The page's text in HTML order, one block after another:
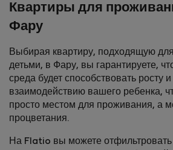
Квартиры для
Фару
Выбирая квартиру, подходящую
детьми, в Фару, вы гарантируете,
среда будет способствовать росту
взаимодействию вашего ребенка,
просто местом для проживания, а
процветания.
На Flatio вы можете отфильтровать